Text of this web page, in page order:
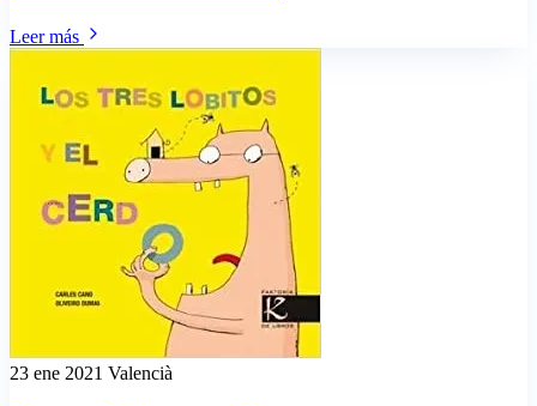
Leer más
23 ene 2021 Valencià